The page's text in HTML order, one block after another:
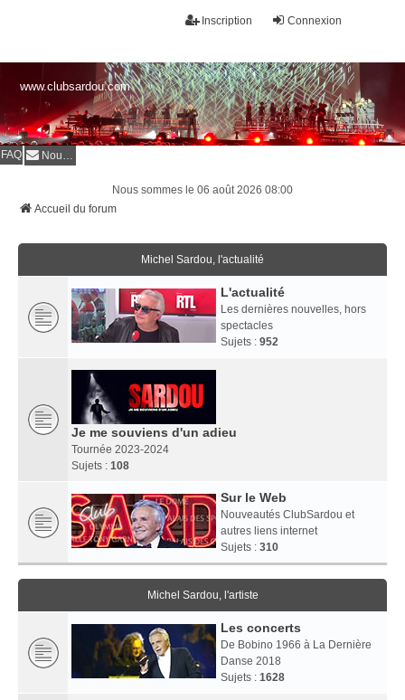
Connexion
Inscription
www.clubsardou.com
FAQ Nous contacter
Nous sommes le 06 août 2026 08:00
Accueil du forum
Michel Sardou, l'actualité
L'actualité
Les dernières nouvelles, hors
spectacles
Sujets : 952
Je me souviens d'un adieu
Tournée 2023-2024
Sujets : 108
Sur le Web
Nouveautés ClubSardou et
autres liens internet
Sujets : 310
Michel Sardou, l'artiste
Les concerts
De Bobino 1966 à La Dernière
Danse 2018
Sujets : 1628